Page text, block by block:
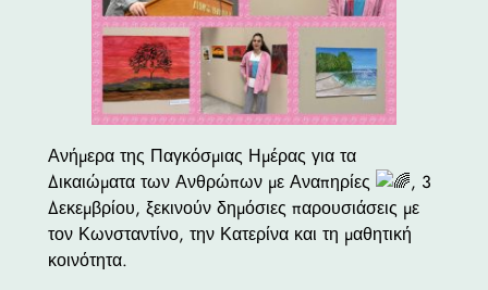
Ανήμερα της Παγκόσμιας Ημέρας για τα
Δικαιώματα των Ανθρώπων με Αναπηρίες
, 3
Δεκεμβρίου, ξεκινούν δημόσιες παρουσιάσεις με
τον Κωνσταντίνο, την Κατερίνα και τη μαθητική
κοινότητα.